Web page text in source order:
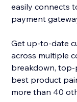
easily connects
payment
Get up-to-date
across multiple
breakdown,
best product
more than 40